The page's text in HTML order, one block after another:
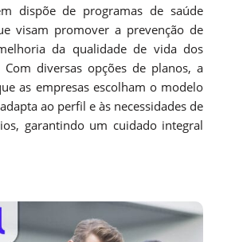
dispõe de programas de saúde
visam promover a prevenção de
da qualidade de vida dos
Com diversas opções de planos, a
as empresas escolham o modelo
ao perfil e às necessidades de
garantindo um cuidado integral